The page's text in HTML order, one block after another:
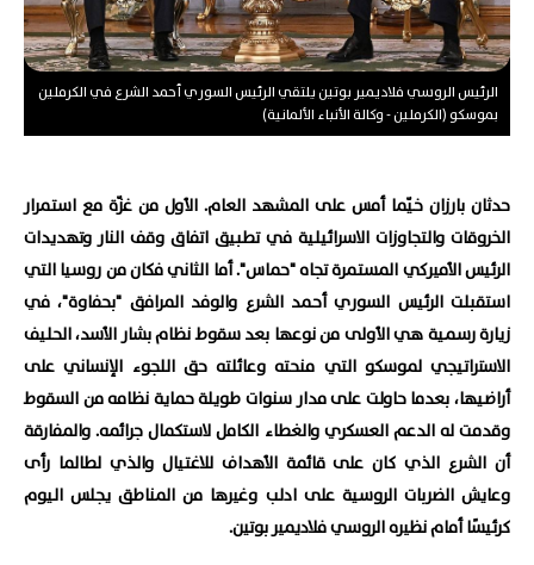
الرئيس الروسي فلاديمير بوتين يلتقي الرئيس السوري أحمد الشرع في الكرملين
بموسكو (الكرملين - وكالة الأنباء الألمانية)
حدثان بارزان خيّما أمس على المشهد العام. الأول من غزّة مع استمرار
الخروقات والتجاوزات الاسرائيلية في تطبيق اتفاق وقف النار وتهديدات
الرئيس الأميركي المستمرة تجاه "حماس". أما الثاني فكان من روسيا التي
استقبلت الرئيس السوري أحمد الشرع والوفد المرافق "بحفاوة"، في
زيارة رسمية هي الأولى من نوعها بعد سقوط نظام بشار الأسد، الحليف
الاستراتيجي لموسكو التي منحته وعائلته حق اللجوء الإنساني على
أراضيها، بعدما حاولت على مدار سنوات طويلة حماية نظامه من السقوط
وقدمت له الدعم العسكري والغطاء الكامل لاستكمال جرائمه. والمفارقة
أن الشرع الذي كان على قائمة الأهداف للاغتيال والذي لطالما رأى
وعايش الضربات الروسية على ادلب وغيرها من المناطق يجلس اليوم
كرئيسًا أمام نظيره الروسي فلاديمير بوتين.